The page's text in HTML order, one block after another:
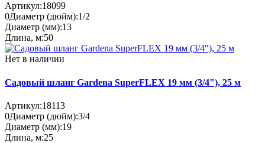
Артикул:18099
0Диаметр (дюйм):1/2
Диаметр (мм):13
Длина, м:50
Нет в наличии
Садовый шланг Gardena SuperFLEX 19 мм (3/4"), 25 м
Артикул:18113
0Диаметр (дюйм):3/4
Диаметр (мм):19
Длина, м:25